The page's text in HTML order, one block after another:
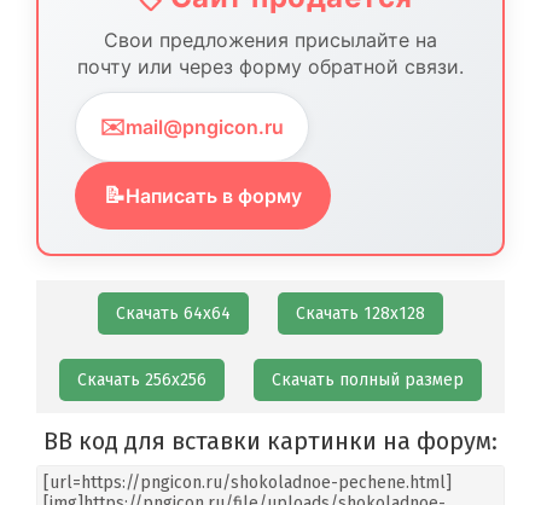
Свои предложения присылайте на
почту или через форму обратной связи.
✉️mail@pngicon.ru
📝Написать в форму
Скачать 64х64 Скачать 128х128
Скачать 256х256 Скачать полный размер
BB код для вставки картинки на форум: